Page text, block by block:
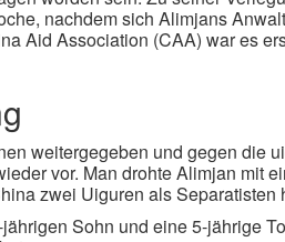
nachdem sich Alimjans
Aid Association (CAA) war es
weitergegeben und gegen die
vor. Man drohte Alimjan mit
zwei Uiguren als Separatisten
Sohn und eine 5-jährige